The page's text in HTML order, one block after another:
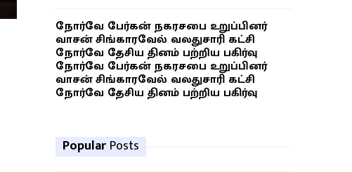
நோர்வே பேர்கன் நகரசபை உறுப்பினர்
வாசன் சிங்காரவேல் வலதுசாரி கட்சி
நோர்வே தேசிய தினம் பற்றிய பகிர்வு
நோர்வே பேர்கன் நகரசபை உறுப்பினர்
வாசன் சிங்காரவேல் வலதுசாரி கட்சி
நோர்வே தேசிய தினம் பற்றிய பகிர்வு
Popular Posts